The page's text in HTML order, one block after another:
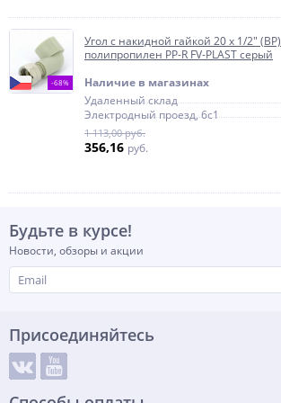
-68%
Угол с накидной гайкой 20 х 1/2" (ВР)
полипропилен PP-R FV-PLAST серый
Наличие в магазинах
Удаленный склад
Электродный проезд, 6с1
1 113,00 руб.
356,16 руб.
Будьте в курсе!
Новости, обзоры и акции
Присоединяйтесь